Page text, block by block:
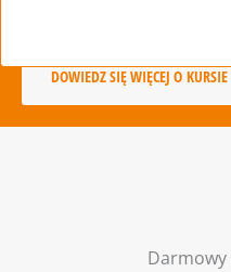
DOWIEDZ SIĘ WIĘCEJ O KURSIE